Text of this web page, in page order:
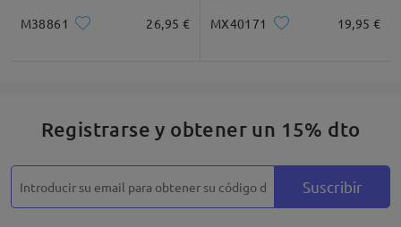
M38861 26,95 € MX40171 19,95 €
Registrarse y obtener un 15% dto
Suscribir